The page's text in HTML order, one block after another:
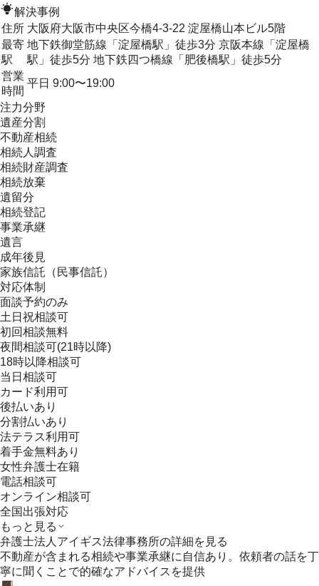
解決事例
住所 大阪府大阪市中央区今橋4-3-22 淀屋橋山本ビル5階
最寄
駅
地下鉄御堂筋線「淀屋橋駅」徒歩3分 京阪本線「淀屋橋
駅」徒歩5分 地下鉄四つ橋線「肥後橋駅」徒歩5分
営業
時間
平日 9:00〜19:00
注力分野
遺産分割
不動産相続
相続人調査
相続財産調査
相続放棄
遺留分
相続登記
事業承継
遺言
成年後見
家族信託（民事信託）
対応体制
面談予約のみ
土日祝相談可
初回相談無料
夜間相談可(21時以降)
18時以降相談可
当日相談可
カード利用可
後払いあり
分割払いあり
法テラス利用可
着手金無料あり
女性弁護士在籍
電話相談可
オンライン相談可
全国出張対応
もっと見る
弁護士法人アイギス法律事務所の詳細を見る
不動産が含まれる相続や事業承継に自信あり。依頼者の話を丁
寧に聞くことで的確なアドバイスを提供